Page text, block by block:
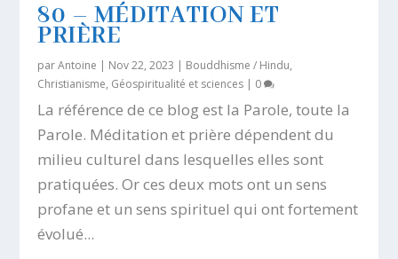
80 – MÉDITATION ET
PRIÈRE
parAntoine | Nov 22, 2023 | Bouddhisme / Hindu,
Christianisme, Géospiritualité et sciences | 0
La référence de ce blog est la Parole, toute la
Parole. Méditation et prière dépendent du
milieu culturel dans lesquelles elles sont
pratiquées. Or ces deux mots ont un sens
profane et un sens spirituel qui ont fortement
évolué...